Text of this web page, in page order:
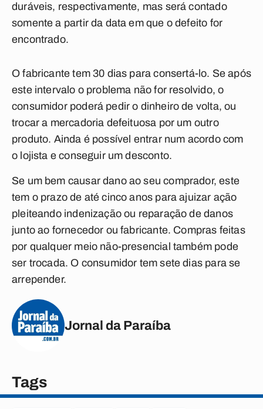
duráveis, respectivamente, mas será contado
somente a partir da data em que o defeito for
encontrado.
O fabricante tem 30 dias para consertá-lo. Se após
este intervalo o problema não for resolvido, o
consumidor poderá pedir o dinheiro de volta, ou
trocar a mercadoria defeituosa por um outro
produto. Ainda é possível entrar num acordo com
o lojista e conseguir um desconto.
Se um bem causar dano ao seu comprador, este
tem o prazo de até cinco anos para ajuizar ação
pleiteando indenização ou reparação de danos
junto ao fornecedor ou fabricante. Compras feitas
por qualquer meio não-presencial também pode
ser trocada. O consumidor tem sete dias para se
arrepender.
Jornal da Paraíba
Tags